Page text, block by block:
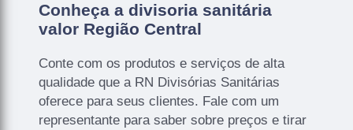
Conheça a divisoria sanitária
valor Região Central
Conte com os produtos e serviços de alta
qualidade que a RN Divisórias Sanitárias
oferece para seus clientes. Fale com um
representante para saber sobre preços e tirar